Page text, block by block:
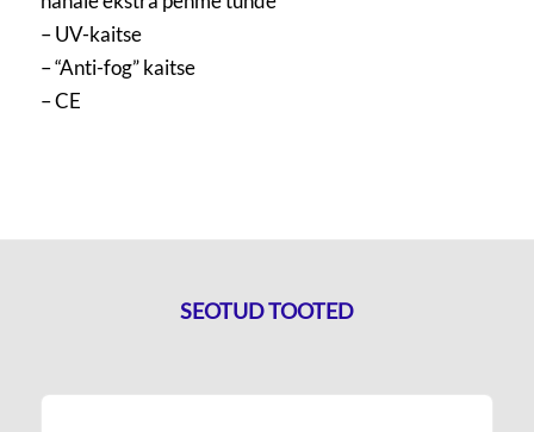
– UV-kaitse
– “Anti-fog” kaitse
– CE
SEOTUD TOOTED